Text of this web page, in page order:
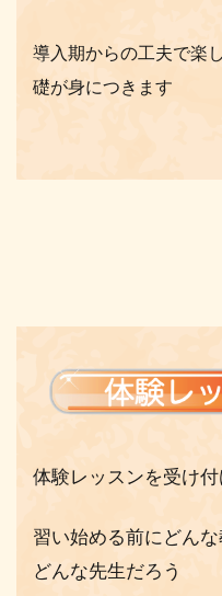
導入期からの工夫で楽
礎が身につきます
体験レッスンを受け
習い始める前にどんな
どんな先生だろう